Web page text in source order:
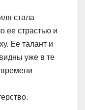
стала
ее страстью и
Ее талант и
уже в те